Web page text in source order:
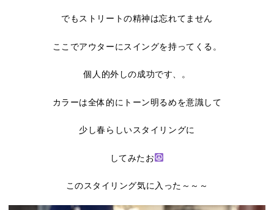
でもストリートの精神は忘れてません
ここでアウターにスイングを持ってくる。
個人的外しの成功です、。
カラーは全体的にトーン明るめを意識して
少し春らしいスタイリングに
してみたお
このスタイリング気に入った～～～